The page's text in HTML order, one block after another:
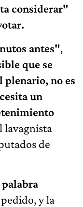
considerar"
antes",
que se
plenario, no es
un
lavagnista
de
y la